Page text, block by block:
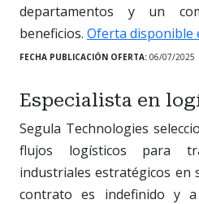
departamentos y un
beneficios. Oferta disponible
FECHA PUBLICACIÓN OFERTA: 06/07/2025
Especialista en
Segula Technologies
flujos logísticos para
industriales estratégicos en
contrato es indefinido y a